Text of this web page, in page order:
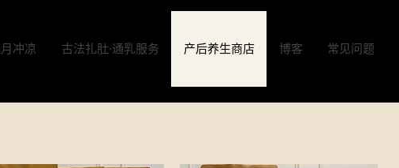
冲凉 古法扎肚·通乳服务 产后养生商店 博客 常见问题